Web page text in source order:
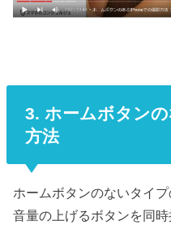
3. ホームボタン
方法
ホームボタンのないタイ
音量の上げるボタンを同時